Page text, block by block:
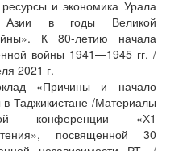
и экономика Урала
Азии в годы Великой
К 80-летию начала
войны 1941—1945 гг. /
2021 г.
«Причины и начало
в Таджикистане /Материалы
конференции «Х1
посвященной 30